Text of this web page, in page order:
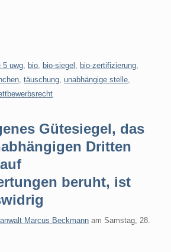
5 uwg bio bio-siegel bio-zertifizierung
täuschung unabhängige stelle
Gütesiegel, das
Dritten
beruht, ist
Marcus Beckmann am Samstag, 28.